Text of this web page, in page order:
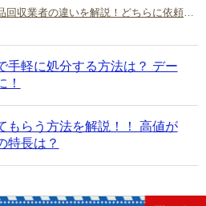
まとめました。
は急ぐ必要はない
亡くなると健康保険や年金・保
すべきなのはこんなとき
遺品整理業者と不用品回収業者の違いを解説！どちらに依頼するべき？
手軽に処分する方法は？ デー
！
もらう方法を解説！！ 高値が
特長は？